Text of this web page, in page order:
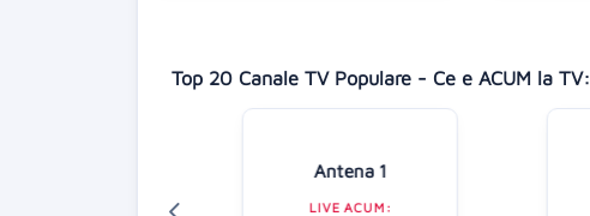
Top 20 Canale TV Populare - Ce e ACUM la TV:
Antena 1
LIVE ACUM: